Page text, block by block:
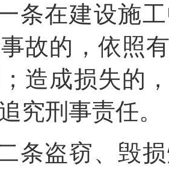
条在建设施
故的，依照
造成损失的
究刑事责任。
条盗窃、毁